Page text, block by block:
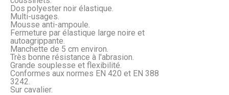
Dos polyester noir élastique.
Multi-usages.
Mousse anti-ampoule.
Fermeture par élastique large noire et
autoagrippante.
Manchette de 5 cm environ.
Très bonne résistance à l'abrasion.
Grande souplesse et flexibilité.
Conformes aux normes EN 420 et EN 388
3242.
Sur cavalier.